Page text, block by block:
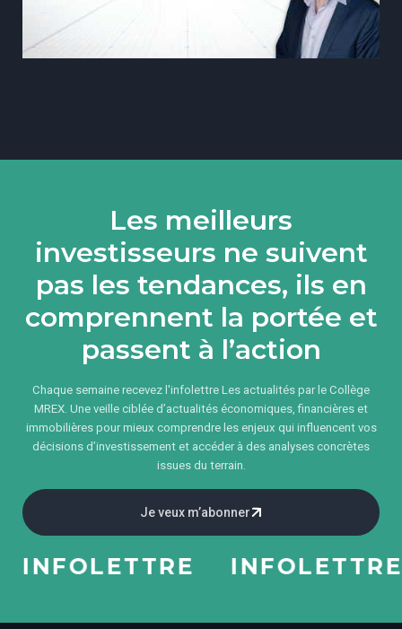
Les meilleurs
investisseurs ne suivent
pas les tendances, ils en
comprennent la portée et
passent à l’action
Chaque semaine recevez l'infolettre Les actualités par le Collège
MREX. Une veille ciblée d’actualités économiques, financières et
immobilières pour mieux comprendre les enjeux qui influencent vos
décisions d’investissement et accéder à des analyses concrètes
issues du terrain.
Je veux m’abonner
INFOLETTRE INFOLETTRE